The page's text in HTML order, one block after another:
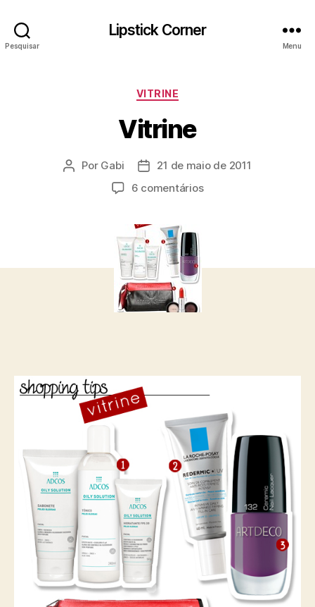
Pesquisar
Lipstick Corner
Menu
Categorias
VITRINE
Vitrine
Autor
Por Gabi
Data21 de maio de 2011
6 comentáriosem